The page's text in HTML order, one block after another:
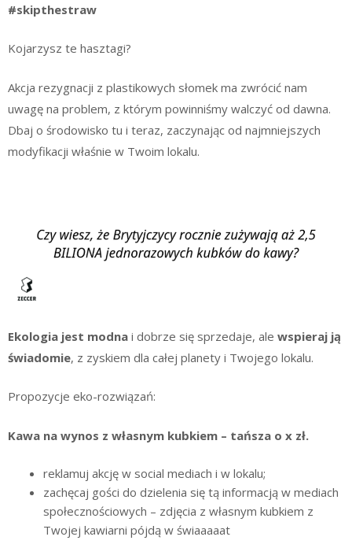
#skipthestraw
Kojarzysz te hasztagi?
Akcja rezygnacji z plastikowych słomek ma zwrócić nam
uwagę na problem, z którym powinniśmy walczyć od dawna.
Dbaj o środowisko tu i teraz, zaczynając od najmniejszych
modyfikacji właśnie w Twoim lokalu.
Ekologia jest modna i dobrze się sprzedaje, ale wspieraj ją
świadomie, z zyskiem dla całej planety i Twojego lokalu.
Propozycje eko-rozwiązań:
Kawa na wynos z własnym kubkiem – tańsza o x zł.
reklamuj akcję w social mediach i w lokalu;
zachęcaj gości do dzielenia się tą informacją w mediach
społecznościowych – zdjęcia z własnym kubkiem z
Twojej kawiarni pójdą w świaaaaat